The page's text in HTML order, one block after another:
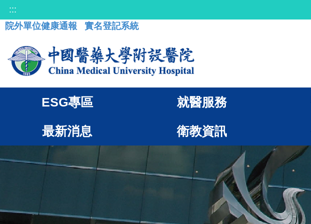
:::
院外單位健康通報
實名登記系統
ESG專區 就醫服務
最新消息 衛教資訊